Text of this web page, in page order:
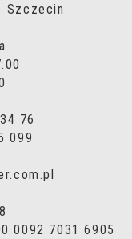
Szczecin
76
099
0092 7031 6905